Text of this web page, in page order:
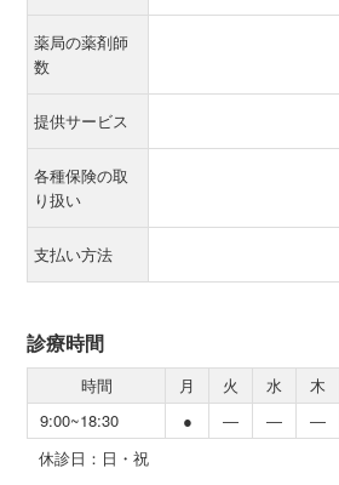
薬局の薬剤師
数
提供サービス
各種保険の取
り扱い
支払い方法
診療時間
時間 月 火 水 木
9:00~18:30
● ― ― ―
休診日：日・祝